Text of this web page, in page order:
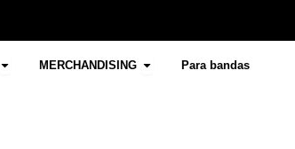
Open ROCK INTERNACIONAL
MERCHANDISING Open MERCHANDISING
Para bandas